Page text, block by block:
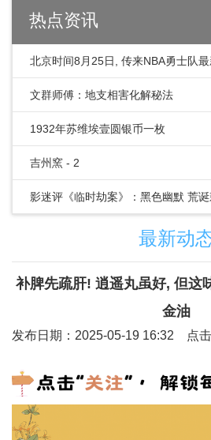
热点资讯
北京时间8月25日, 传来NBA勇士队
文群师傅：地支相害化解秘法
1932年苏维埃壹圆银币一枚
吉州窯 - 2
影迷评《临时劫案》：黑色幽默 荒诞
最新动
补脾先疏肝! 逍遥丸虽好, 但这
金油
发布日期：2025-05-19 16:32 点